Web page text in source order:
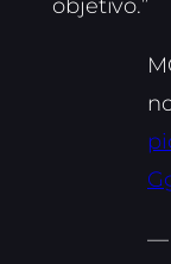
objetivo.”
—